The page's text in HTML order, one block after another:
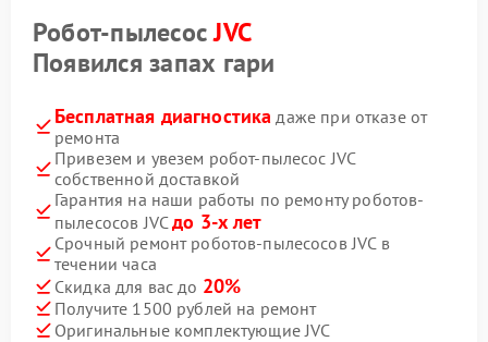
Робот-пылесосJVC
Появился запах гари
Бесплатная диагностика даже при отказе от
ремонта
Привезем и увезем робот-пылесос JVC
собственной доставкой
Гарантия на наши работы по ремонту роботов-
пылесосов JVCдо 3-х лет
Срочный ремонт роботов-пылесосов JVC в
течении часа
Скидка для вас до 20%
Получите 1500 рублей на ремонт
Оригинальные комплектующие JVC